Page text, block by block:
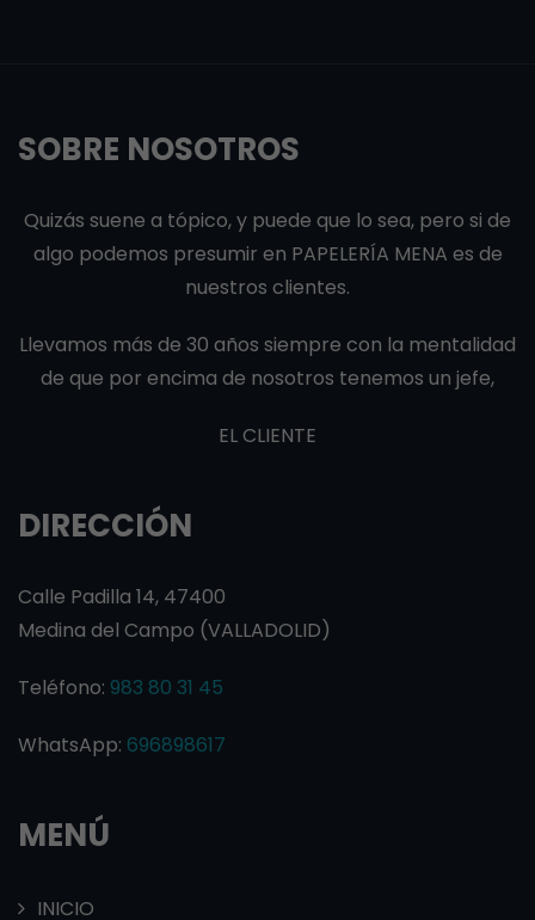
SOBRE NOSOTROS
Quizás suene a tópico, y puede que lo sea, pero si de
algo podemos presumir en PAPELERÍA MENA es de
nuestros clientes.
Llevamos más de 30 años siempre con la mentalidad
de que por encima de nosotros tenemos un jefe,
EL CLIENTE
DIRECCIÓN
Calle Padilla 14, 47400
Medina del Campo (VALLADOLID)
Teléfono: 983 80 31 45
WhatsApp: 696898617
MENÚ
INICIO